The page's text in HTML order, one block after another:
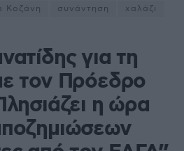
Κοζάνη συνάντηση
χαλάζι
για τη
τον Πρόεδρο
η ώρα